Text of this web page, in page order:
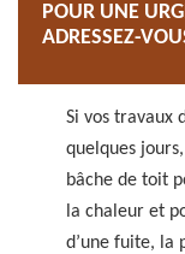
POUR UNE
ADRESSEZ-
Si vos travaux
quelques
bâche de toit
la chaleur et
d’une fuite, la